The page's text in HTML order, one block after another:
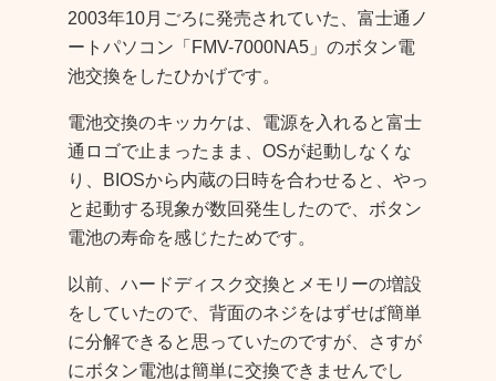
2003年10月ごろに発売されていた、富士通ノ
ートパソコン「FMV-7000NA5」のボタン電
池交換をしたひかげです。
電池交換のキッカケは、電源を入れると富士
通ロゴで止まったまま、OSが起動しなくな
り、BIOSから内蔵の日時を合わせると、やっ
と起動する現象が数回発生したので、ボタン
電池の寿命を感じたためです。
以前、ハードディスク交換とメモリーの増設
をしていたので、背面のネジをはずせば簡単
に分解できると思っていたのですが、さすが
にボタン電池は簡単に交換できませんでし